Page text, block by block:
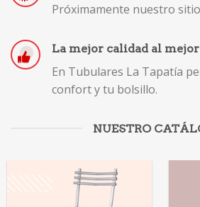
Próximamente nuestro
La mejor calidad al
En Tubulares La Tapatía
confort y tu bolsillo.
NUESTRO